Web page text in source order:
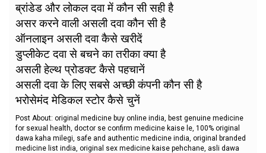
ब्रांडेड और लोकल दवा में कौन सी सही है
असर करने वाली असली दवा कौन सी है
ऑनलाइन असली दवा कैसे खरीदें
डुप्लीकेट दवा से बचने का तरीका क्या है
असली हेल्थ प्रोडक्ट कैसे पहचानें
असली दवा के लिए सबसे अच्छी कंपनी कौन सी है
भरोसेमंद मेडिकल स्टोर कैसे चुनें
Post About: original medicine buy online india, best genuine medicine
for sexual health, doctor se confirm medicine kaise le, 100% original
dawa kaha milegi, safe and authentic medicine india, original branded
medicine list india, original sex medicine kaise pehchane, asli dawa